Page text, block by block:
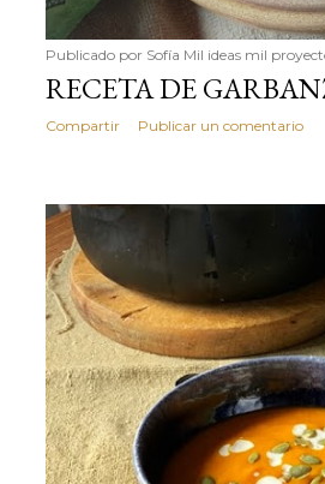
Publicado por Sofía Mil ideas mil
RECETA DE
Compartir Publicar un comentario